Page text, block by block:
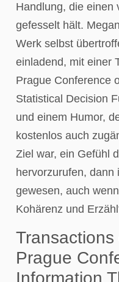
Handlung, die einen
gefesselt hält.
Werk selbst
einladend, mit einer
Prague Conference
Statistical Decision
und einem Humor,
kostenlos auch
Ziel war, ein Gefühl
hervorzurufen, dann
gewesen, auch
Kohärenz und
Prague
Information